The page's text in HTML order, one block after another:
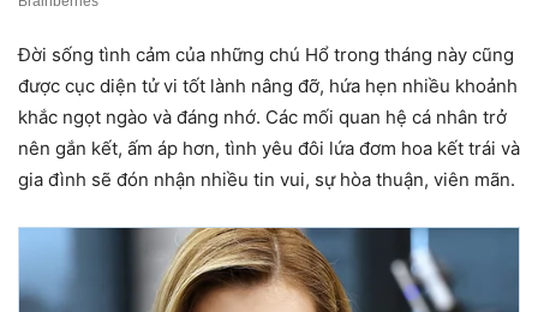
Đời sống tình cảm của những chú Hổ trong tháng này cũng
được cục diện tử vi tốt lành nâng đỡ, hứa hẹn nhiều khoảnh
khắc ngọt ngào và đáng nhớ. Các mối quan hệ cá nhân trở
nên gắn kết, ấm áp hơn, tình yêu đôi lứa đơm hoa kết trái và
gia đình sẽ đón nhận nhiều tin vui, sự hòa thuận, viên mãn.